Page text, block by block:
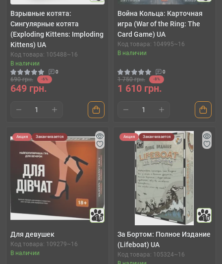
Взрывные котята:
Сингулярные котята
(Exploding Kittens: Imploding
Kittens) UA
Код товара: 105488~16
В наличии
0
690 грн. -6%
649 грн.
Война Кольца: Карточная
игра (War of the Ring: The
Card Game) UA
Код товара: 104995~16
В наличии
0
1 750 грн. -8%
1 610 грн.
Акция Заканчивается
10
Для девушек
Код товара: 109279~16
В наличии
Акция Заканчивается
10
За Бортом: Полное Издание
(Lifeboat) UA
Код товара: 105324~16